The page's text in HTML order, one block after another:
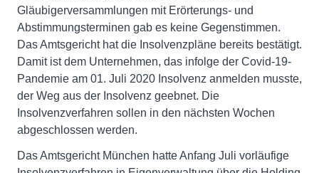
Gläubigerversammlungen mit Erörterungs- und
Abstimmungsterminen gab es keine Gegenstimmen.
Das Amtsgericht hat die Insolvenzpläne bereits bestätigt.
Damit ist dem Unternehmen, das infolge der Covid-19-
Pandemie am 01. Juli 2020 Insolvenz anmelden musste,
der Weg aus der Insolvenz geebnet. Die
Insolvenzverfahren sollen in den nächsten Wochen
abgeschlossen werden.
Das Amtsgericht München hatte Anfang Juli vorläufige